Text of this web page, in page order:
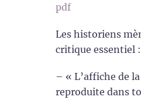
pdf
Les historiens
critique essentiel :
– « L’affiche de
reproduite dans